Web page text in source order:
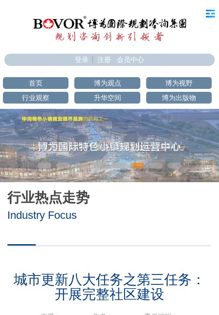
登录 注册 会员中心
首页 博为观点
博为视野
行业观察
升华空间 博为出版物
行业热点走势
Industry Focus
城市更新八大任务之第三任务：
开展完整社区建设